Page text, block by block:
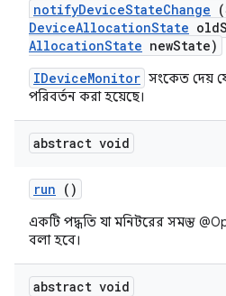
notifyDeviceStateChange
DeviceAllocationState old
AllocationState newState)
IDeviceMonitor সংকেত দেয়
পরিবর্তন করা হয়েছে।
abstract void
run ()
একটি পদ্ধতি যা মনিটরের সমস্ত
বলা হবে।
abstract void